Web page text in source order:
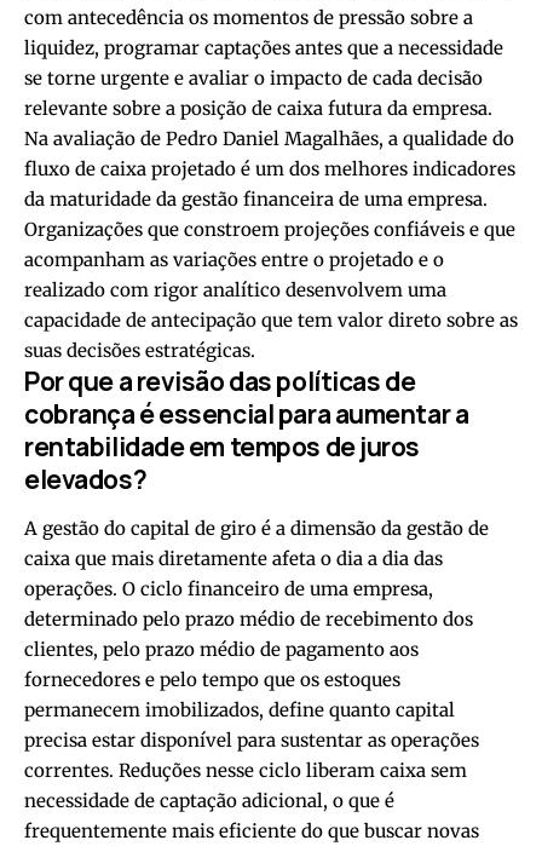
com antecedência os momentos de pressão sobre a
liquidez, programar captações antes que a necessidade
se torne urgente e avaliar o impacto de cada decisão
relevante sobre a posição de caixa futura da empresa.
Na avaliação de Pedro Daniel Magalhães, a qualidade do
fluxo de caixa projetado é um dos melhores indicadores
da maturidade da gestão financeira de uma empresa.
Organizações que constroem projeções confiáveis e que
acompanham as variações entre o projetado e o
realizado com rigor analítico desenvolvem uma
capacidade de antecipação que tem valor direto sobre as
suas decisões estratégicas.
Por que a revisão das políticas de
cobrança é essencial para aumentar a
rentabilidade em tempos de juros
elevados?
A gestão do capital de giro é a dimensão da gestão de
caixa que mais diretamente afeta o dia a dia das
operações. O ciclo financeiro de uma empresa,
determinado pelo prazo médio de recebimento dos
clientes, pelo prazo médio de pagamento aos
fornecedores e pelo tempo que os estoques
permanecem imobilizados, define quanto capital
precisa estar disponível para sustentar as operações
correntes. Reduções nesse ciclo liberam caixa sem
necessidade de captação adicional, o que é
frequentemente mais eficiente do que buscar novas